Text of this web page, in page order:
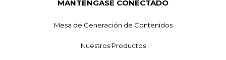
MANTÉNGASE CONECTADO
Mesa de Generación de Contenidos
Nuestros Productos